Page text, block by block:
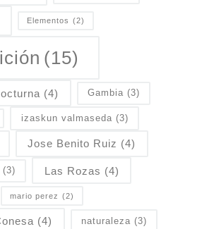
Elementos (2)
(15)
(4) Gambia (3)
izaskun valmaseda (3)
Jose Benito Ruiz (4)
(3) Las Rozas (4)
mario perez (2)
(4) naturaleza (3)